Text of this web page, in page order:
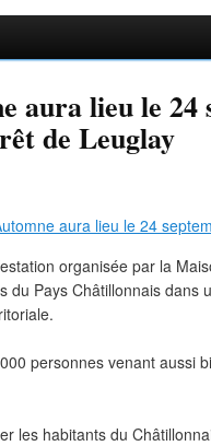
aura lieu le 24
de Leuglay
organisée par la
du Pays Châtillonnais dans
personnes venant aussi
les habitants du